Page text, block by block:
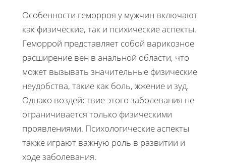
Особенности геморроя у мужчин включают
как физические, так и психические аспекты.
Геморрой представляет собой варикозное
расширение вен в анальной области, что
может вызывать значительные физические
неудобства, такие как боль, жжение и зуд.
Однако воздействие этого заболевания не
ограничивается только физическими
проявлениями. Психологические аспекты
также играют важную роль в развитии и
ходе заболевания.